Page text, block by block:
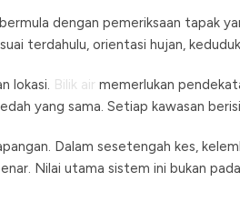
dengan pemeriksaan tapak
terdahulu, orientasi hujan,
lokasi. Bilik air memerlukan
yang sama. Setiap kawasan
Dalam sesetengah kes,
Nilai utama sistem ini bukan